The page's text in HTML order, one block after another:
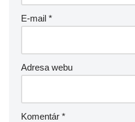
E-mail *
Adresa webu
Komentár *